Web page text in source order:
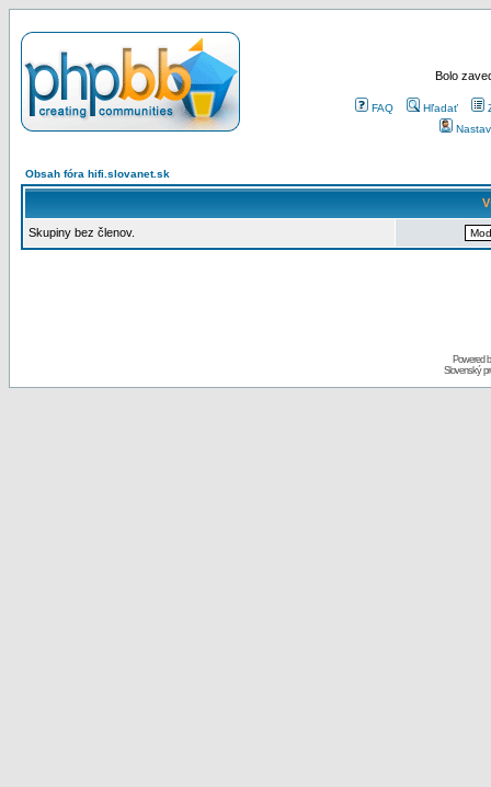
Bolo
FAQ Hľadať
Obsah fóra hifi.slovanet.sk
Skupiny bez členov.
Powered
Slovenský